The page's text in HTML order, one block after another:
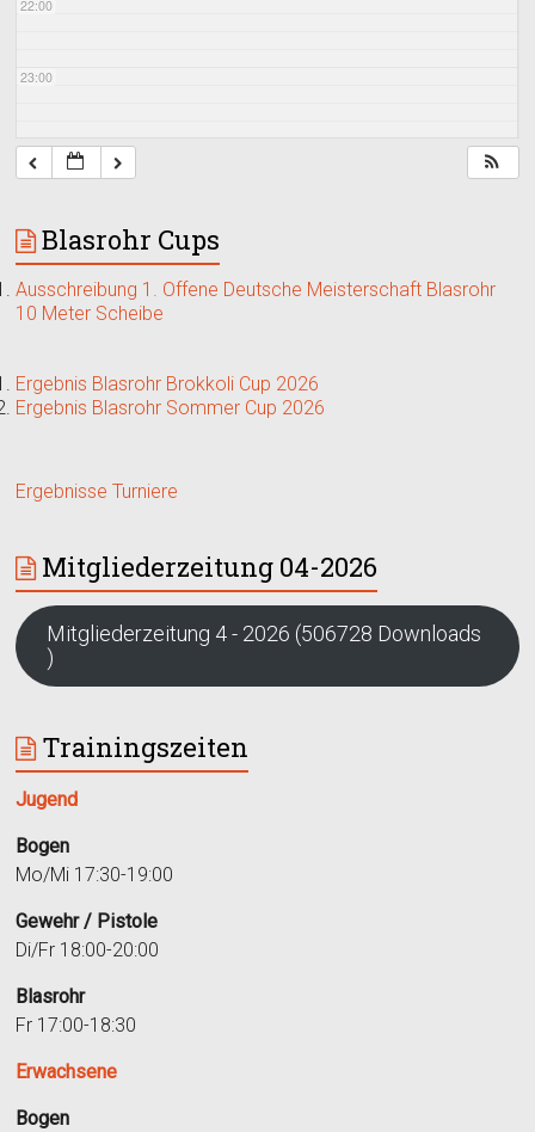
22:00
23:00
Blasrohr Cups
Ausschreibung 1. Offene Deutsche Meisterschaft Blasrohr
10 Meter Scheibe
Ergebnis Blasrohr Brokkoli Cup 2026
Ergebnis Blasrohr Sommer Cup 2026
Ergebnisse Turniere
Mitgliederzeitung 04-2026
Mitgliederzeitung 4 - 2026 (506728 Downloads
)
Trainingszeiten
Jugend
Bogen
Mo/Mi 17:30-19:00
Gewehr / Pistole
Di/Fr 18:00-20:00
Blasrohr
Fr 17:00-18:30
Erwachsene
Bogen